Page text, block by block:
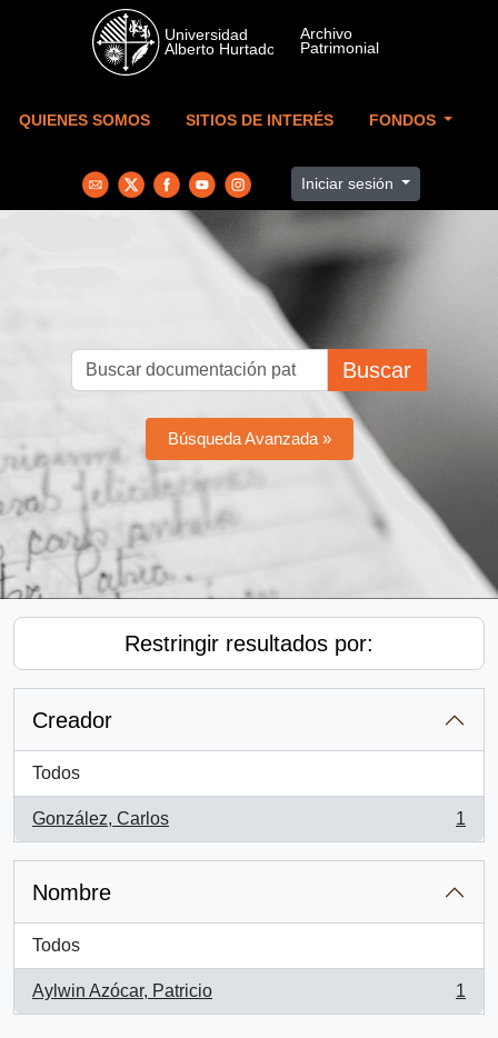
Skip to main content
QUIENES SOMOS SITIOS DE INTERÉS FONDOS
Iniciar sesión
Buscar
Búsqueda Avanzada »
Restringir resultados por:
Creador
Todos
González, Carlos
, 1 resultados
1
Nombre
Todos
Aylwin Azócar, Patricio
, 1 resultados
1